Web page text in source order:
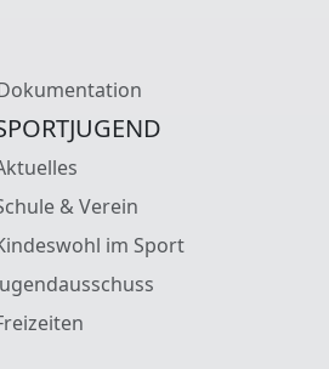
& Verein
im Sport